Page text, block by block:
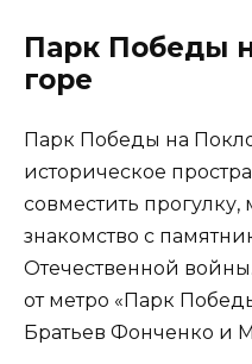
Парк Победы
горе
Парк Победы на
историческое
совместить прогулку,
знакомство с
Отечественной
от метро «Парк
Братьев Фонченко и